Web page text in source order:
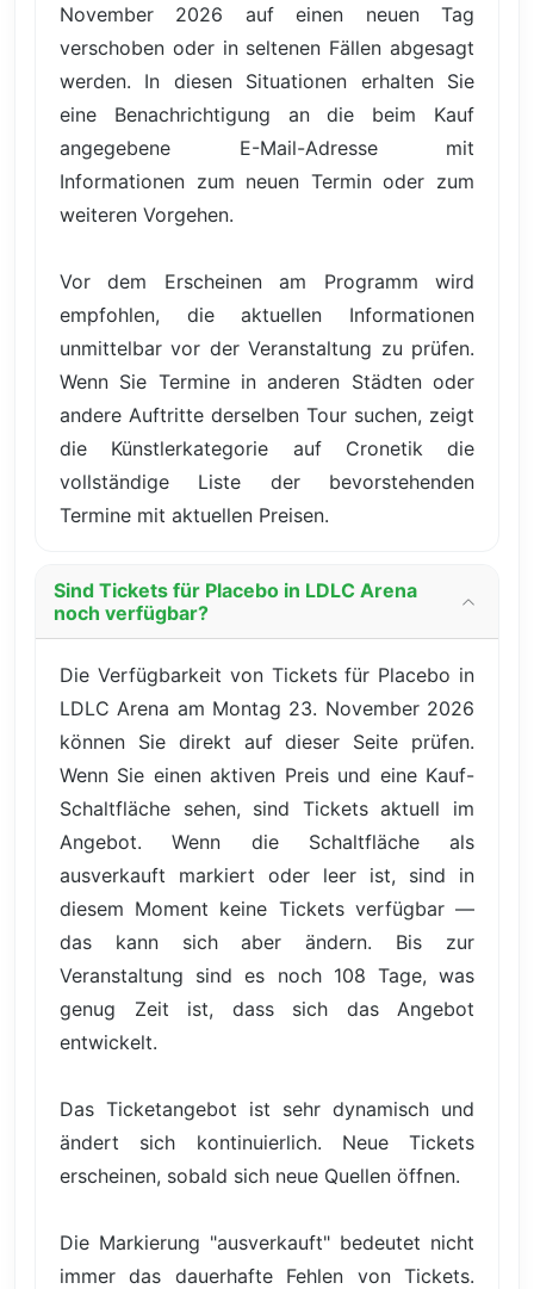
November 2026 auf einen neuen Tag
verschoben oder in seltenen Fällen abgesagt
werden. In diesen Situationen erhalten Sie
eine Benachrichtigung an die beim Kauf
angegebene E-Mail-Adresse mit
Informationen zum neuen Termin oder zum
weiteren Vorgehen.
Vor dem Erscheinen am Programm wird
empfohlen, die aktuellen Informationen
unmittelbar vor der Veranstaltung zu prüfen.
Wenn Sie Termine in anderen Städten oder
andere Auftritte derselben Tour suchen, zeigt
die Künstlerkategorie auf Cronetik die
vollständige Liste der bevorstehenden
Termine mit aktuellen Preisen.
Sind Tickets für Placebo in LDLC Arena
noch verfügbar?
Die Verfügbarkeit von Tickets für Placebo in
LDLC Arena am Montag 23. November 2026
können Sie direkt auf dieser Seite prüfen.
Wenn Sie einen aktiven Preis und eine Kauf-
Schaltfläche sehen, sind Tickets aktuell im
Angebot. Wenn die Schaltfläche als
ausverkauft markiert oder leer ist, sind in
diesem Moment keine Tickets verfügbar —
das kann sich aber ändern. Bis zur
Veranstaltung sind es noch 108 Tage, was
genug Zeit ist, dass sich das Angebot
entwickelt.
Das Ticketangebot ist sehr dynamisch und
ändert sich kontinuierlich. Neue Tickets
erscheinen, sobald sich neue Quellen öffnen.
Die Markierung "ausverkauft" bedeutet nicht
immer das dauerhafte Fehlen von Tickets.